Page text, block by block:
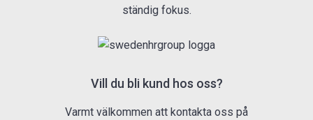
ständig fokus.
Vill du bli kund hos oss?
Varmt välkommen att kontakta oss på